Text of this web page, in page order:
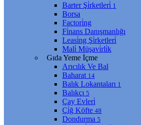
Barter Şi̇rketleri̇ 1
Borsa
Factori̇ng
Fi̇nans Danışmanlığı
Leasi̇ng Şi̇rketleri̇
Mali̇ Müşavi̇rli̇k
Gıda Yeme İçme
Arıcılık Ve Bal
Baharat 14
Balık Lokantaları 1
Balıkçı 5
Çay Evleri̇
Çi̇ğ Köfte 48
Dondurma 5